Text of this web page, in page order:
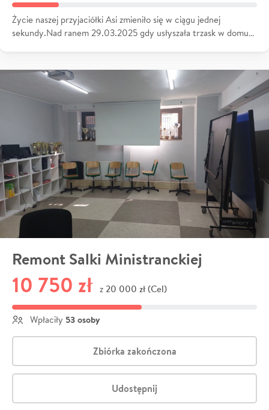
Życie naszej przyjaciółki Asi zmieniło się w ciągu jednej
sekundy.Nad ranem 29.03.2025 gdy usłyszała trzask w domu…
Remont Salki Ministranckiej
10 750 zł z 20 000 zł (Cel)
Wpłaciły 53 osoby
Zbiórka zakończona
Udostępnij